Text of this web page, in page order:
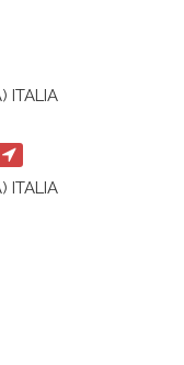
ITALIA
ITALIA